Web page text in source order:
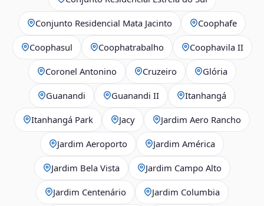
Conjunto Residencial Mata Jacinto Coophafe
Coophasul Coophatrabalho Coophavila II
Coronel Antonino Cruzeiro Glória
Guanandi Guanandi II Itanhangá
Itanhangá Park Jacy Jardim Aero Rancho
Jardim Aeroporto Jardim América
Jardim Bela Vista Jardim Campo Alto
Jardim Centenário Jardim Columbia